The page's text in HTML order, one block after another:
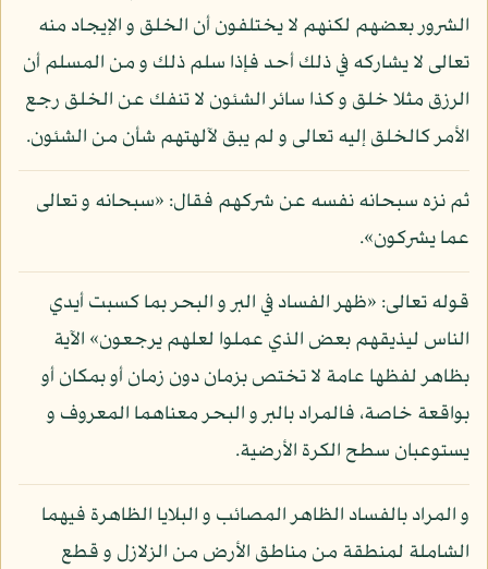
الشرور بعضهم لكنهم لا يختلفون أن الخلق و الإيجاد منه
تعالى لا يشاركه في ذلك أحد فإذا سلم ذلك و من المسلم أن
الرزق مثلا خلق و كذا سائر الشئون لا تنفك عن الخلق رجع
الأمر كالخلق إليه تعالى و لم يبق لآلهتهم شأن من الشئون.
ثم نزه سبحانه نفسه عن شركهم فقال: «سبحانه و تعالى
عما يشركون».
قوله تعالى: «ظهر الفساد في البر و البحر بما كسبت أيدي
الناس ليذيقهم بعض الذي عملوا لعلهم يرجعون» الآية
بظاهر لفظها عامة لا تختص بزمان دون زمان أو بمكان أو
بواقعة خاصة، فالمراد بالبر و البحر معناهما المعروف و
يستوعبان سطح الكرة الأرضية.
و المراد بالفساد الظاهر المصائب و البلايا الظاهرة فيهما
الشاملة لمنطقة من مناطق الأرض من الزلازل و قطع